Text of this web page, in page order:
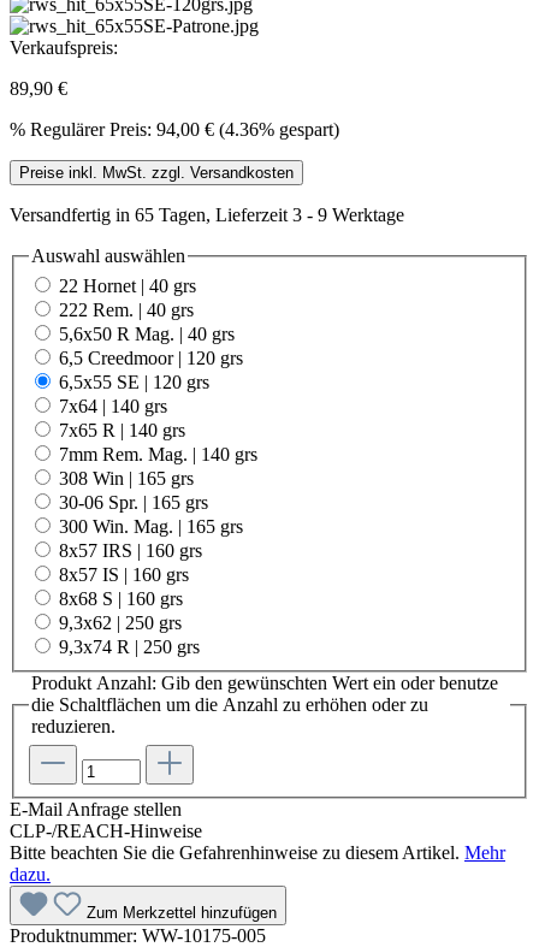
Verkaufspreis:
89,90 €
% Regulärer Preis: 94,00 € (4.36% gespart)
Preise inkl. MwSt. zzgl. Versandkosten
Versandfertig in 65 Tagen, Lieferzeit 3 - 9 Werktage
Auswahl auswählen
22 Hornet | 40 grs
222 Rem. | 40 grs
5,6x50 R Mag. | 40 grs
6,5 Creedmoor | 120 grs
6,5x55 SE | 120 grs
7x64 | 140 grs
7x65 R | 140 grs
7mm Rem. Mag. | 140 grs
308 Win | 165 grs
30-06 Spr. | 165 grs
300 Win. Mag. | 165 grs
8x57 IRS | 160 grs
8x57 IS | 160 grs
8x68 S | 160 grs
9,3x62 | 250 grs
9,3x74 R | 250 grs
Produkt Anzahl: Gib den gewünschten Wert ein oder benutze
die Schaltflächen um die Anzahl zu erhöhen oder zu
reduzieren.
E-Mail Anfrage stellen
CLP-/REACH-Hinweise
Bitte beachten Sie die Gefahrenhinweise zu diesem Artikel. Mehr
dazu.
Zum Merkzettel hinzufügen
Produktnummer: WW-10175-005